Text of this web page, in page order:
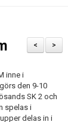
>
<
inne i
den 9-10
SK 2 och
spelas i
delas in i